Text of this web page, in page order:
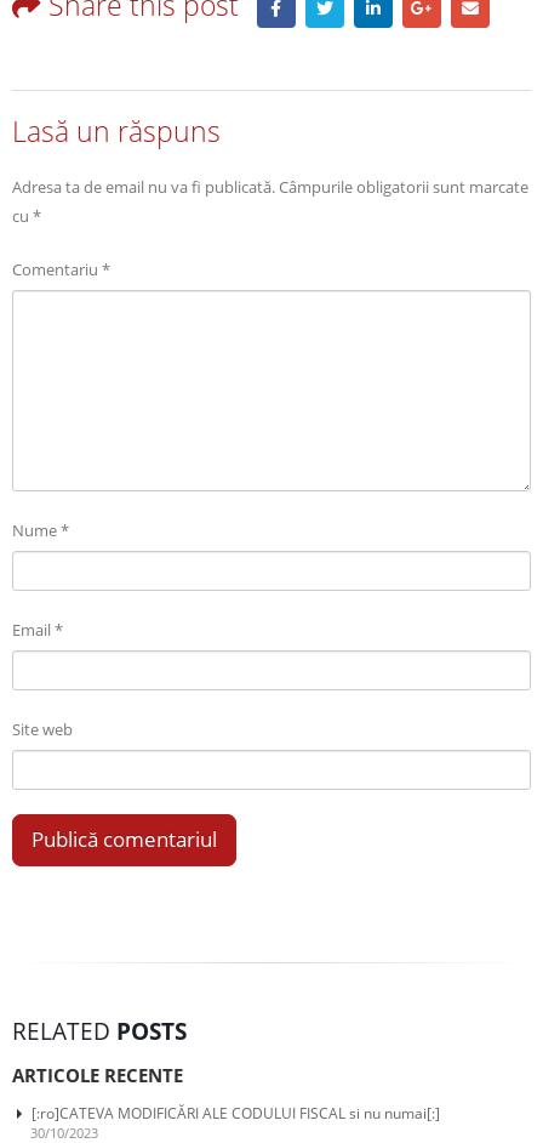
Lasă un răspuns
Adresa ta de email nu va fi publicată.Câmpurile obligatorii sunt marcate
cu *
Comentariu *
Nume*
Email*
Site web
RELATED POSTS
ARTICOLE RECENTE
[:ro]CATEVA MODIFICĂRI ALE CODULUI FISCAL si nu numai[:]
30/10/2023